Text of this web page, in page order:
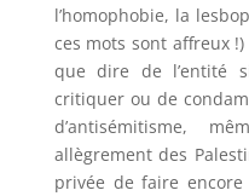
l’homophobie, la
ces mots sont affreux
que dire de l’entité
critiquer ou de
d’antisémitisme,
allègrement des
privée de faire encore